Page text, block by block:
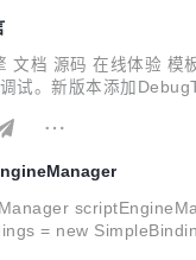
档 源码 在线体验 模
试。新版本添加